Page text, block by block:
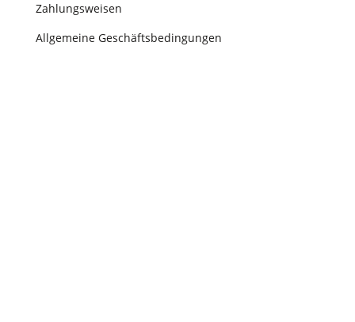
Zahlungsweisen
Allgemeine Geschäftsbedingungen